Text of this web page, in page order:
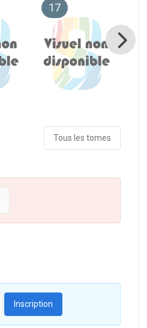
17
Tous les tomes
Inscription